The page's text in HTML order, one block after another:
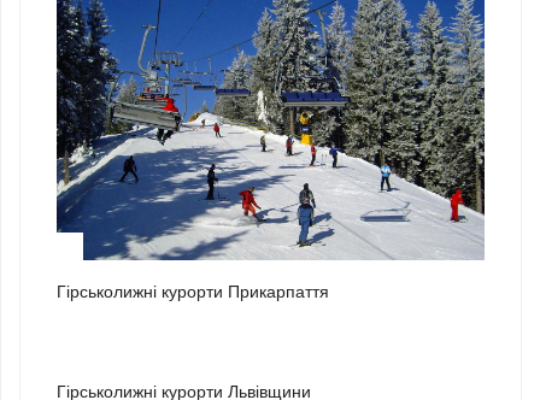
Гірськолижні курорти Прикарпаття
Гірськолижні курорти Львівщини